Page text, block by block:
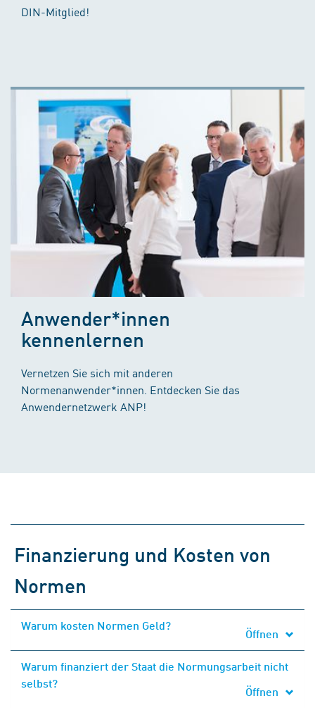
DIN-Mitglied!
Anwender*innen
kennenlernen
Vernetzen Sie sich mit anderen
Normenanwender*innen. Entdecken Sie das
Anwendernetzwerk ANP!
Finanzierung und Kosten von
Normen
Warum kosten Normen Geld?
Öffnen
Warum finanziert der Staat die Normungsarbeit nicht
selbst?
Öffnen